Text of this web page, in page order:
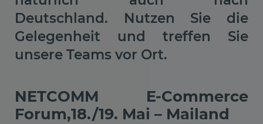
Deutschland. Nutzen Sie die
Gelegenheit und treffen Sie
unsere Teams vor Ort.
NETCOMM E-Commerce
Forum,18./19. Mai – Mailand